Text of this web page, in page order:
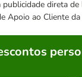
direta
Apoio ao Cliente